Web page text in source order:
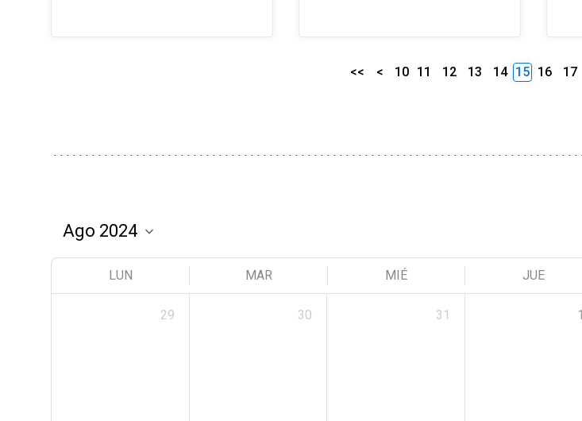
<< < 10 11 12 13 14 15 16 17
LUN MAR MIÉ JUE
29 30 31 1